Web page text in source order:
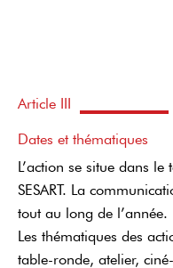
Article III
Dates et thématiques
L’action se situe dans
SESART. La
tout au long de l’année.
Les thématiques des
table-ronde, atelier,